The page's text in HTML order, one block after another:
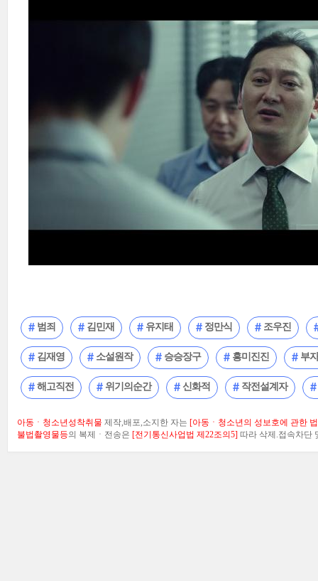
범죄 김민재 유지태 정만식 조우진
김재영 소설원작 승승장구 흥미진진 부
해고직전 위기의순간 신화적 작전설계자
아동ㆍ청소년성착취물 제작,배포,소지한 자는 [아동ㆍ청소년의 성보호에 관한
불법촬영물등의 복제ㆍ전송은 [전기통신사업법 제22조의5] 따라 삭제.접속차단